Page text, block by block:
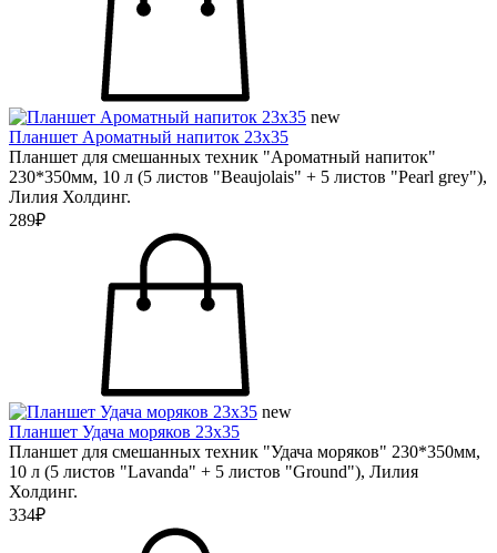
new
Планшет Ароматный напиток 23х35
Планшет для смешанных техник "Ароматный напиток"
230*350мм, 10 л (5 листов "Beaujolais" + 5 листов "Pearl grey"),
Лилия Холдинг.
289₽
new
Планшет Удача моряков 23х35
Планшет для смешанных техник "Удача моряков" 230*350мм,
10 л (5 листов "Lavanda" + 5 листов "Ground"), Лилия
Холдинг.
334₽